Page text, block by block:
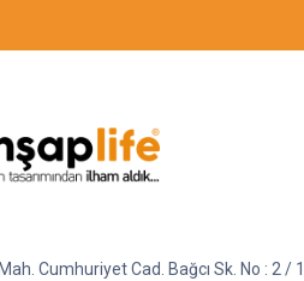
Cumhuriyet Cad. Bağcı Sk. No : 2 / 1